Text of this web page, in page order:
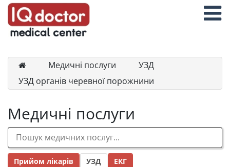
Медичні послуги
УЗД
УЗД органів черевної порожнини
Медичні послуги
Прийом лікарів УЗД
ЕКГ